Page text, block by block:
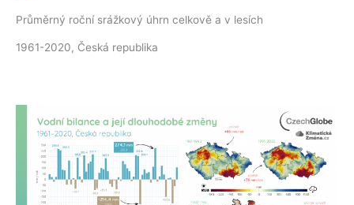
Průměrný roční srážkový úhrn celkově a v lesích
1961-2020, Česká republika